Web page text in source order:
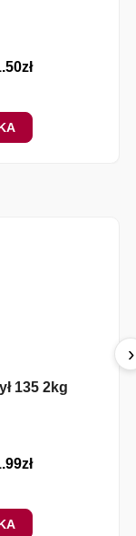
zł
135 2kg
zł
›